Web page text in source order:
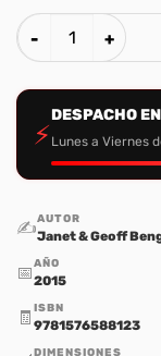
Perseverancia y
⚡
DESPACHO
Lunes a Viernes
✍️AUTOR
Janet & Geoff
📅AÑO
2015
🧾 ISBN
9781576588123
DIMENSIONES